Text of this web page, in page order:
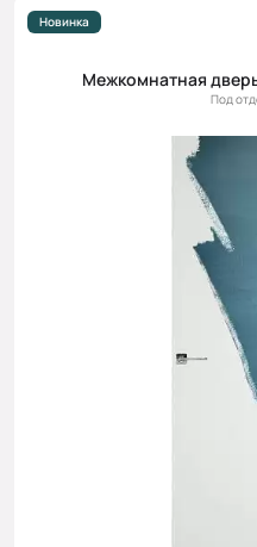
Новинка
Межкомнатная
Под